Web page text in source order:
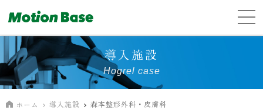
導入施設
Hogrel case
ホーム 導入施設 森本整形外科・皮膚科